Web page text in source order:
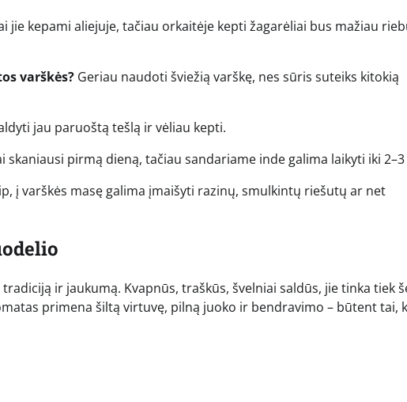
jie kepami aliejuje, tačiau orkaitėje kepti žagarėliai bus mažiau
varškės? Geriau naudoti šviežią varškę, nes sūris suteiks kitokią
jau paruoštą tešlą ir vėliau kepti.
skaniausi pirmą dieną, tačiau sandariame inde galima laikyti iki
į varškės masę galima įmaišyti razinų, smulkintų riešutų ar net
ir jaukumą. Kvapnūs, traškūs, švelniai saldūs, jie tinka tiek
primena šiltą virtuvę, pilną juoko ir bendravimo – būtent tai,